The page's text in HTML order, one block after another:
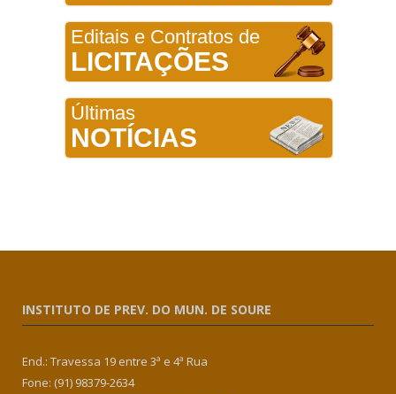
Editais e Contratos de
LICITAÇÕES
Últimas
NOTÍCIAS
INSTITUTO DE PREV. DO MUN. DE SOURE
End.: Travessa 19 entre 3ª e 4ª Rua
Fone: (91) 98379-2634